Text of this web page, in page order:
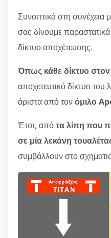
Συνοπτικά στη
σας δίνουμε παραστατικά
δίκτυο αποχέτευσης.
Όπως κάθε δίκτυο
αποχετευτικό δίκτυο του
άριστα από τονόμιλο
Έτσι, απότα λίπη που
σε μία λεκάνη
συμβάλλουν στο